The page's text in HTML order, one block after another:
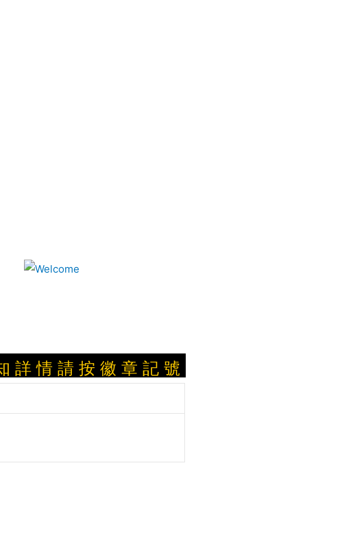
情 請 按 徽 章 記 號 : Clique sobre o